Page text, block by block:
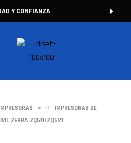
Y CONFIANZA
>
IMPRESORAS DE
ZEBRA ZQ511/ZQ521